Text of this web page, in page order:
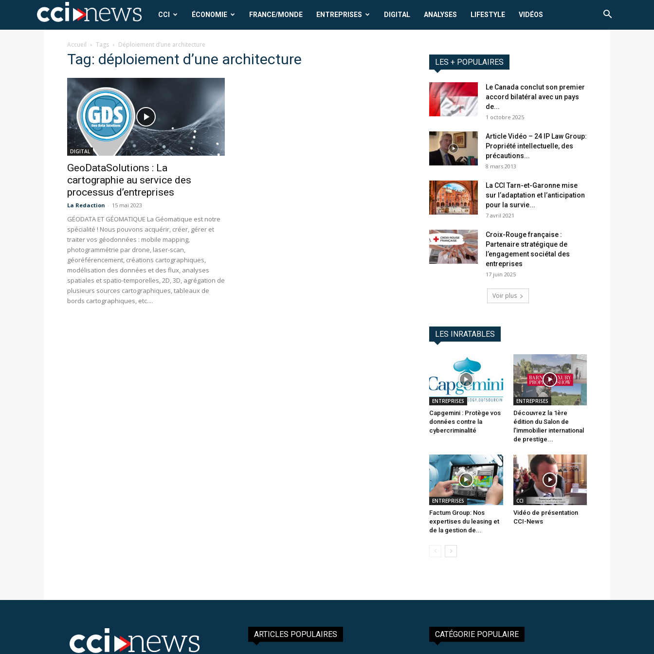
CCI
News
CCI ÉCONOMIE FRANCE/MONDE ENTREPRISES DIGITAL ANALYSES LIFESTYLE VIDÉOS
Accueil Tags Déploiement d’une architecture
Tag: déploiement d’une architecture
DIGITAL
GeoDataSolutions : La
cartographie au service des
processus d’entreprises
La Redaction - 15 mai 2023
GÉODATA ET GÉOMATIQUE La Géomatique est notre
spécialité ! Nous pouvons acquérir, créer, gérer et
traiter vos géodonnées : mobile mapping,
photogrammétrie par drone, laser-scan,
géoréférencement, créations cartographiques,
modélisation des données et des flux, analyses
spatiales et spatio-temporelles, 2D, 3D, agrégation de
plusieurs sources cartographiques, tableaux de
bords cartographiques, etc....
LES + POPULAIRES
Le Canada conclut son premier
accord bilatéral avec un pays
de...
1 octobre 2025
Article Vidéo – 24 IP Law Group:
Propriété intellectuelle, des
précautions...
8 mars 2013
La CCI Tarn-et-Garonne mise
sur l’adaptation et l’anticipation
pour la survie...
7 avril 2021
Croix-Rouge française :
Partenaire stratégique de
l’engagement sociétal des
entreprises
17 juin 2025
Voir plus
LES INRATABLES
ENTREPRISES
Capgemini : Protège vos
données contre la
cybercriminalité
ENTREPRISES
Découvrez la 1ère
édition du Salon de
l’immobilier international
de prestige...
ENTREPRISES
Factum Group: Nos
expertises du leasing et
de la gestion de...
CCI
Vidéo de présentation
CCI-News
ARTICLES POPULAIRES CATÉGORIE POPULAIRE